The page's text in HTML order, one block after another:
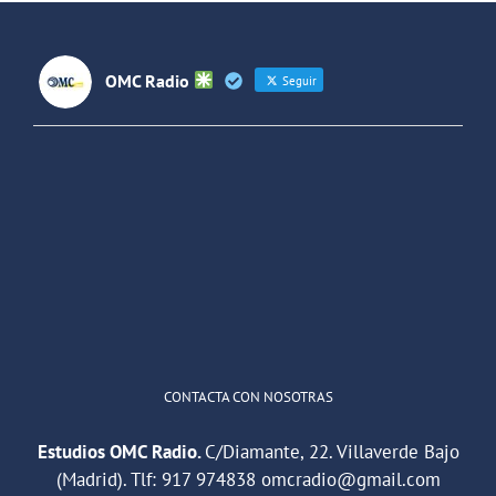
OMC Radio Seguir
CONTACTA CON NOSOTRAS
Estudios OMC Radio.C/Diamante, 22. Villaverde Bajo
(Madrid). Tlf: 917 974838 omcradio@gmail.com